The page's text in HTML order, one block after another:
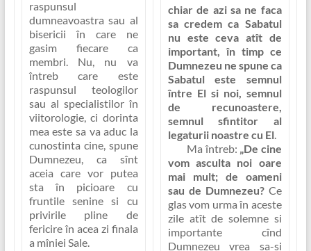
raspunsul
dumneavoastra sau al
bisericii în care ne
gasim fiecare ca
membri. Nu, nu va
întreb care este
raspunsul teologilor
sau al specialistilor în
viitorologie, ci dorinta
mea este sa va aduc la
cunostinta cine, spune
Dumnezeu, ca sînt
aceia care vor putea
sta în picioare cu
fruntile senine si cu
privirile pline de
fericire în acea zi finala
a mîniei Sale.
chiar de azi sa ne faca
sa credem ca Sabatul
nu este ceva atît de
important, în timp ce
Dumnezeu ne spune ca
Sabatul este semnul
între El si noi, semnul
de recunoastere,
semnul sfintitor al
legaturii noastre cu El.
Ma întreb: „De cine
vom asculta noi oare
mai mult; de oameni
sau de Dumnezeu?Ce
glas vom urma în aceste
zile atît de solemne si
importante cînd
Dumnezeu vrea sa-si